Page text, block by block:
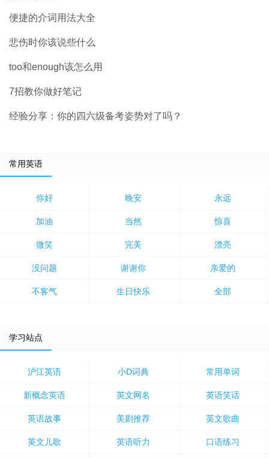
便捷的介词用法大全
悲伤时你该说些什么
too和enough该怎么用
7招教你做好笔记
经验分享：你的四六级备考姿势对了吗？
常用英语
你好 晚安 永远
加油 当然 惊喜
微笑 完美 漂亮
没问题 谢谢你 亲爱的
不客气 生日快乐 全部
学习站点
沪江英语 小D词典 常用单词
新概念英语 英文网名 英语笑话
英语故事 美剧推荐 英文歌曲
英文儿歌 英语听力 口语练习